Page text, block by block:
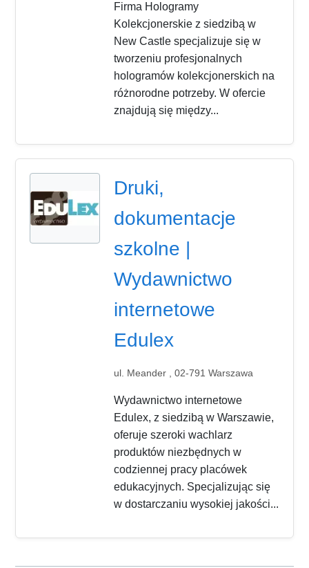
Firma Hologramy
Kolekcjonerskie z siedzibą w
New Castle specjalizuje się w
tworzeniu profesjonalnych
hologramów kolekcjonerskich na
różnorodne potrzeby. W ofercie
znajdują się między...
Druki,
dokumentacje
szkolne |
Wydawnictwo
internetowe
Edulex
ul. Meander , 02-791 Warszawa
Wydawnictwo internetowe
Edulex, z siedzibą w Warszawie,
oferuje szeroki wachlarz
produktów niezbędnych w
codziennej pracy placówek
edukacyjnych. Specjalizując się
w dostarczaniu wysokiej jakości...